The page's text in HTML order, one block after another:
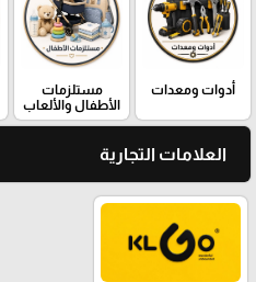
أدوات ومعدات
مستلزمات
الأطفال والألعاب
العلامات التجارية